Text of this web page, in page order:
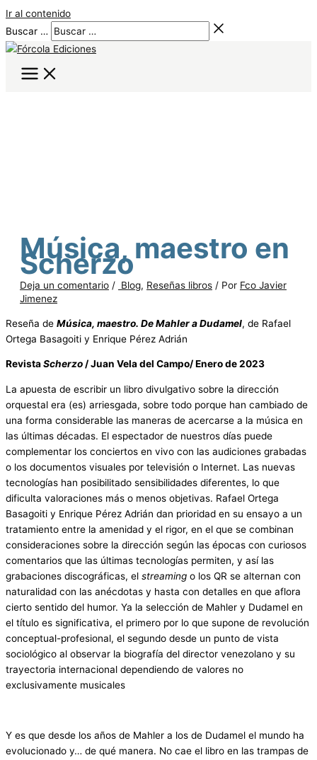
Ir al contenido
Buscar …
Música, maestro en
Scherzo
Deja un comentario / Blog, Reseñas libros / Por Fco Javier
Jimenez
Reseña de Música, maestro. De Mahler a Dudamel, de Rafael
Ortega Basagoiti y Enrique Pérez Adrián
RevistaScherzo/ Juan Vela del Campo/ Enero de 2023
La apuesta de escribir un libro divulgativo sobre la dirección
orquestal era (es) arriesgada, sobre todo porque han cambiado de
una forma considerable las maneras de acercarse a la música en
las últimas décadas. El espectador de nuestros días puede
complementar los conciertos en vivo con las audiciones grabadas
o los documentos visuales por televisión o Internet. Las nuevas
tecnologías han posibilitado sensibilidades diferentes, lo que
dificulta valoraciones más o menos objetivas. Rafael Ortega
Basagoiti y Enrique Pérez Adrián dan prioridad en su ensayo a un
tratamiento entre la amenidad y el rigor, en el que se combinan
consideraciones sobre la dirección según las épocas con curiosos
comentarios que las últimas tecnologías permiten, y así las
grabaciones discográficas, el streaming o los QR se alternan con
naturalidad con las anécdotas y hasta con detalles en que aflora
cierto sentido del humor. Ya la selección de Mahler y Dudamel en
el título es significativa, el primero por lo que supone de revolución
conceptual-profesional, el segundo desde un punto de vista
sociológico al observar la biografía del director venezolano y su
trayectoria internacional dependiendo de valores no
exclusivamente musicales
Y es que desde los años de Mahler a los de Dudamel el mundo ha
evolucionado y… de qué manera. No cae el libro en las trampas de